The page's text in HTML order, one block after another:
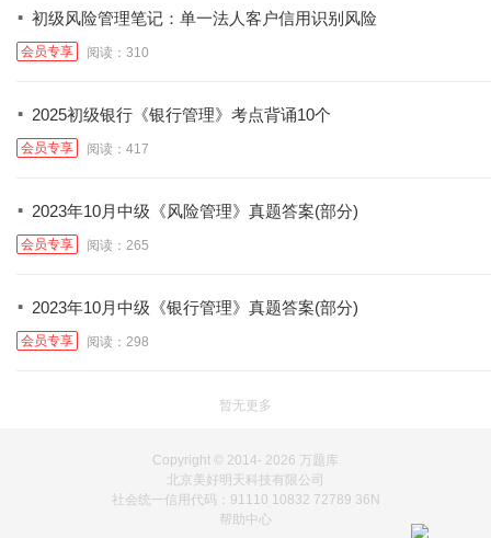
· 初级风险管理笔记：单一法人客户信用识别风险
会员专享 阅读：310
· 2025初级银行《银行管理》考点背诵10个
会员专享 阅读：417
· 2023年10月中级《风险管理》真题答案(部分)
会员专享 阅读：265
· 2023年10月中级《银行管理》真题答案(部分)
会员专享 阅读：298
暂无更多
Copyright © 2014- 2026 万题库
北京美好明天科技有限公司
社会统一信用代码：91110 10832 72789 36N
帮助中心